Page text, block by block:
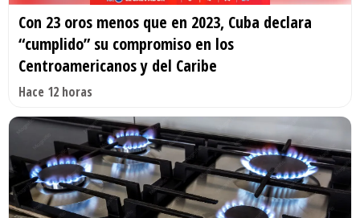
Con 23 oros menos que en 2023, Cuba declara
“cumplido” su compromiso en los
Centroamericanos y del Caribe
Hace 12 horas